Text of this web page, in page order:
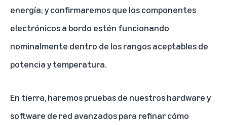
energía; y confirmaremos que los componentes
electrónicos a bordo estén funcionando
nominalmente dentro de los rangos aceptables de
potencia y temperatura.
En tierra, haremos pruebas de nuestros hardware y
software de red avanzados para refinar cómo